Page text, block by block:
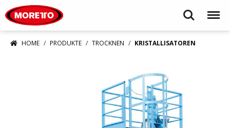
Search Menu
HOME PRODUKTE TROCKNEN KRISTALLISATOREN